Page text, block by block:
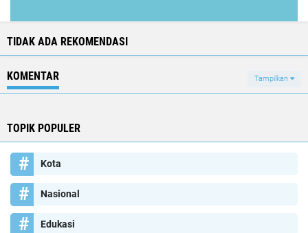
TIDAK ADA REKOMENDASI
KOMENTAR Tampilkan
TOPIK POPULER
Kota
Nasional
Edukasi